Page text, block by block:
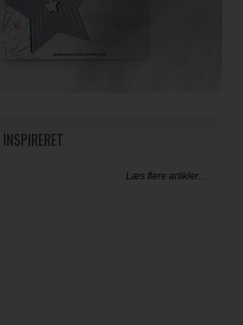
Læs flere artikler...